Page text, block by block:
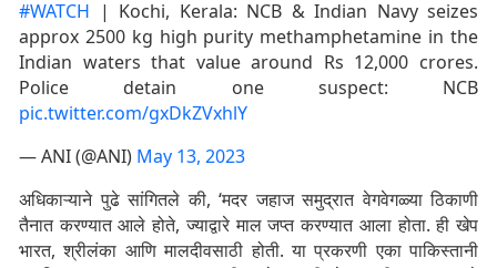
#WATCH | Kochi, Kerala: NCB & Indian Navy seizes
approx 2500 kg high purity methamphetamine in the
Indian waters that value around Rs 12,000 crores.
Police detain one suspect: NCB
pic.twitter.com/gxDkZVxhlY
— ANI (@ANI) May 13, 2023
अधिकाऱ्याने पुढे सांगितले की, ‘मदर जहाज समुद्रात वेगवेगळ्या ठिकाणी
तैनात करण्यात आले होते, ज्याद्वारे माल जप्त करण्यात आला होता. ही खेप
भारत, श्रीलंका आणि मालदीवसाठी होती. या प्रकरणी एका पाकिस्तानी